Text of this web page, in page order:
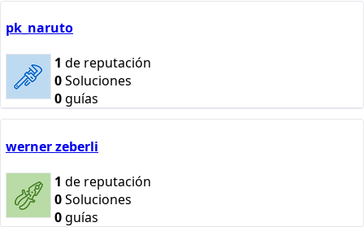
pk_naruto
1 de reputación
0Soluciones
0guías
werner zeberli
1 de reputación
0Soluciones
0guías